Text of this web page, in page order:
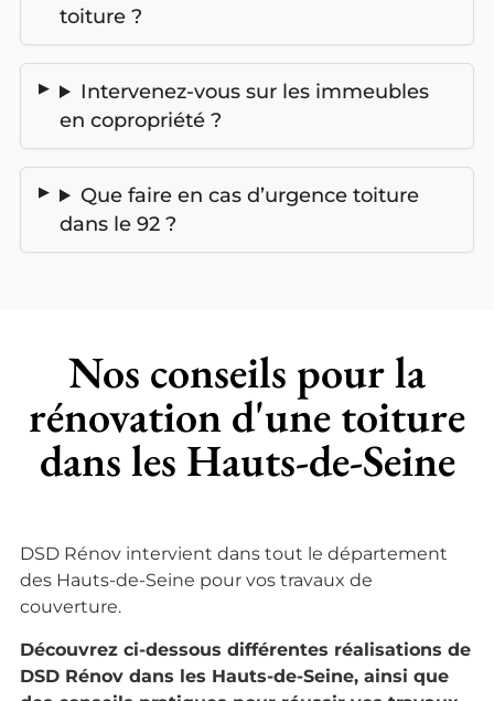
toiture ?
Intervenez-vous sur les immeubles
en copropriété ?
Que faire en cas d’urgence toiture
dans le 92 ?
Nos conseils pour la
rénovation d'une toiture
dans les Hauts-de-Seine
DSD Rénov intervient dans tout le département
des Hauts-de-Seine pour vos travaux de
couverture.
Découvrez ci-dessous différentes réalisations de
DSD Rénov dans les Hauts-de-Seine, ainsi que